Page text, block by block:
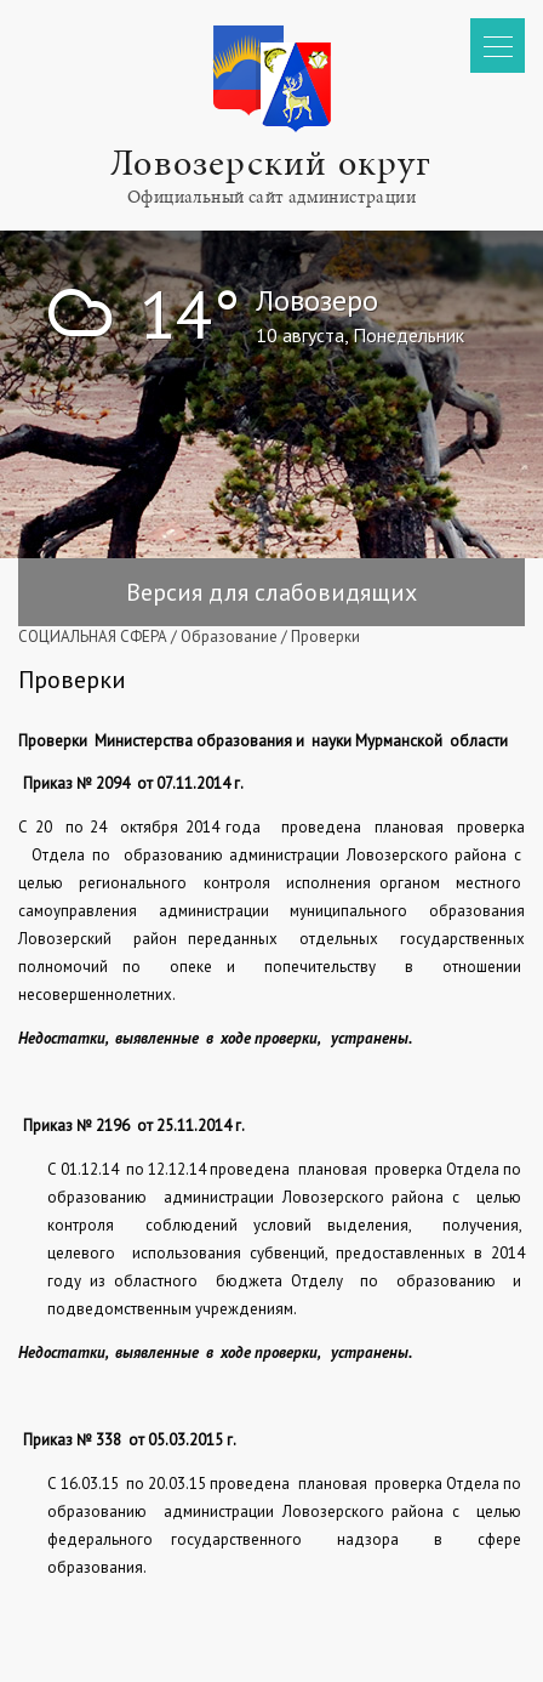
Ловозерский округ
Официальный сайт администрации
! 14° Ловозеро
10 августа, Понедельник
Версия для слабовидящих
СОЦИАЛЬНАЯ СФЕРА/ Образование / Проверки
Проверки
Проверки Министерства образования и науки Мурманской области
Приказ № 2094 от 07.11.2014 г.
С 20 по 24 октября 2014 года проведена плановая
проверка
Отдела по
образованию администрации Ловозерского района с
целью
регионального контроля исполнения органом
местного
самоуправления администрации муниципального образования
Ловозерский
район переданных отдельных
государственных
полномочий по
опеке и попечительству в
отношении
несовершеннолетних.
Недостатки, выявленные в ходе проверки, устранены.
Приказ № 2196 от 25.11.2014 г.
С 01.12.14 по 12.12.14 проведена плановая проверка Отдела по
образованию
администрации Ловозерского района с
целью
контроля
соблюдений условий выделения,
получения,
целевого
использования субвенций, предоставленных в 2014
году из областного
бюджета Отделу по образованию
и
подведомственным учреждениям.
Недостатки, выявленные в ходе проверки, устранены.
Приказ № 338 от 05.03.2015 г.
С 16.03.15 по 20.03.15 проведена плановая проверка Отдела по
образованию
администрации Ловозерского района с
целью
федерального государственного
надзора в
сфере
образования.